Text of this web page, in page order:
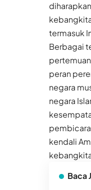
termasuk
Berbagai
peran
negara
negara
kendali
Baca